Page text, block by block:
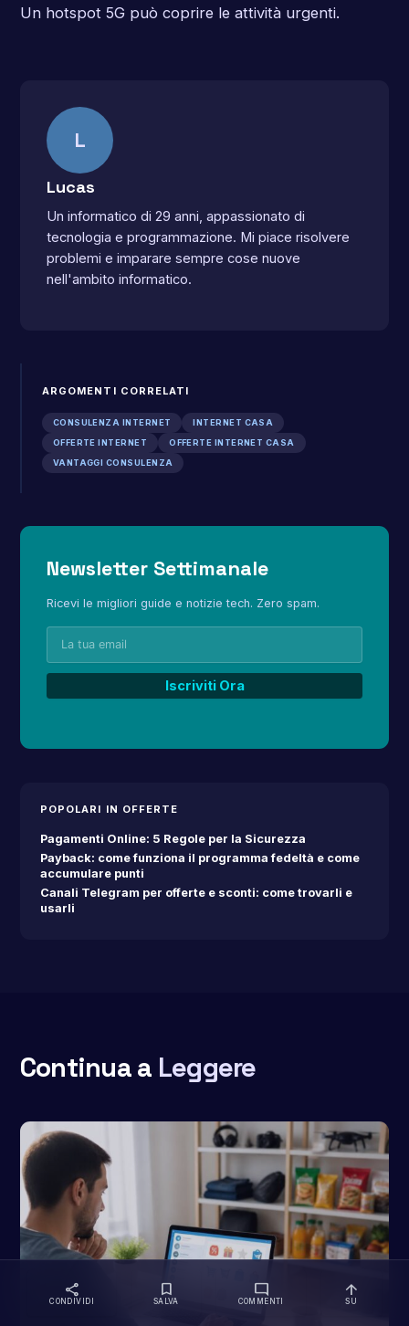
Un hotspot 5G può coprire le attività urgenti.
L
Lucas
Un informatico di 29 anni, appassionato di
tecnologia e programmazione. Mi piace risolvere
problemi e imparare sempre cose nuove
nell'ambito informatico.
ARGOMENTI CORRELATI
CONSULENZA INTERNET
INTERNET CASA
OFFERTE INTERNET
OFFERTE INTERNET CASA
VANTAGGI CONSULENZA
Newsletter Settimanale
Ricevi le migliori guide e notizie tech. Zero spam.
POPOLARI IN OFFERTE
Pagamenti Online: 5 Regole per la Sicurezza
Payback: come funziona il programma fedeltà e come
accumulare punti
Canali Telegram per offerte e sconti: come trovarli e
usarli
Continua a Leggere
share
CONDIVIDI
bookmark
SALVA
mode_comment
COMMENTI
arrow_upward
SU